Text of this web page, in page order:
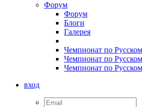
Форум
Форум
Блоги
Галерея
Чемпионат по
Чемпионат по
Чемпионат по
вход